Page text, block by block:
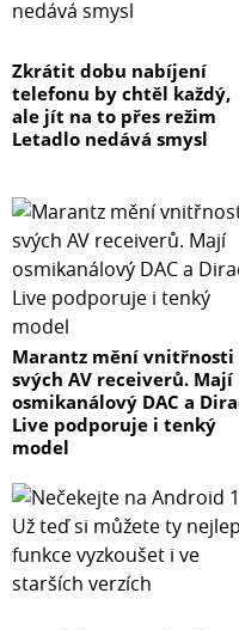
Zkrátit dobu nabíjení
telefonu by chtěl každý,
ale jít na to přes režim
Letadlo nedává smysl
Marantz mění vnitřnosti
svých AV receiverů. Mají
osmikanálový DAC a
Live podporuje i tenký
model